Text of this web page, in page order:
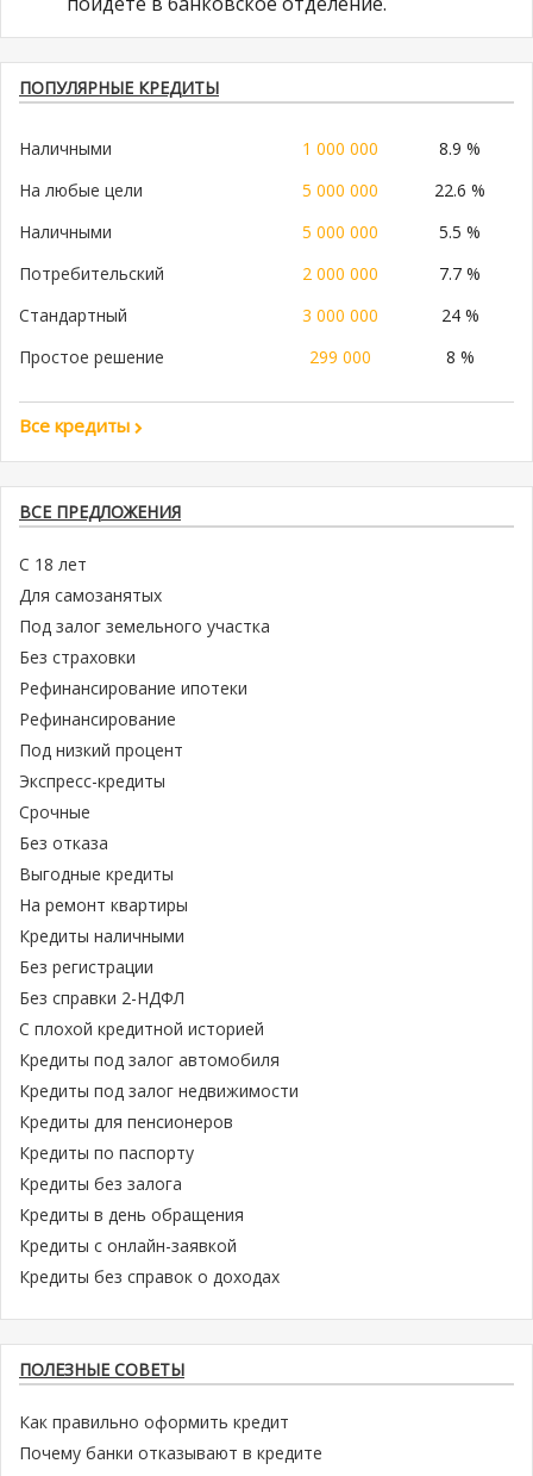
ПОПУЛЯРНЫЕ КРЕДИТЫ
Наличными 1 000 000
8.9 %
На любые цели
5 000 000
22.6 %
Наличными
5 000 000
5.5 %
Потребительский
2 000 000
7.7 %
Стандартный
3 000 000
24 %
Простое решение
299 000 8 %
Все кредиты
ВСЕ ПРЕДЛОЖЕНИЯ
С 18 лет
Для самозанятых
Под залог земельного участка
Без страховки
Рефинансирование ипотеки
Рефинансирование
Под низкий процент
Экспресс-кредиты
Срочные
Без отказа
Выгодные кредиты
На ремонт квартиры
Кредиты наличными
Без регистрации
Без справки 2-НДФЛ
С плохой кредитной историей
Кредиты под залог автомобиля
Кредиты под залог недвижимости
Кредиты для пенсионеров
Кредиты по паспорту
Кредиты без залога
Кредиты в день обращения
Кредиты с онлайн-заявкой
Кредиты без справок о доходах
ПОЛЕЗНЫЕ СОВЕТЫ
Как правильно оформить кредит
Почему банки отказывают в кредите